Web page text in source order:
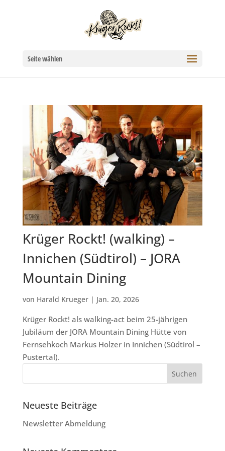
Seite wählen
Krüger Rockt! (walking) –
Innichen (Südtirol) – JORA
Mountain Dining
von Harald Krueger| Jan. 20, 2026
Krüger Rockt! als walking-act beim 25-jährigen
Jubiläum der JORA Mountain Dining Hütte von
Fernsehkoch Markus Holzer in Innichen (Südtirol –
Pustertal).
Neueste Beiträge
Newsletter Abmeldung